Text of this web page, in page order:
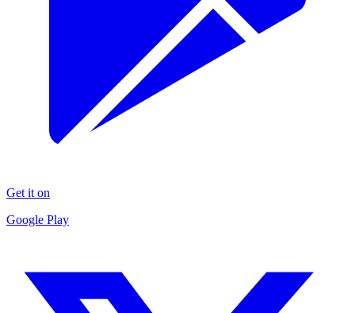
Get it on
Google Play